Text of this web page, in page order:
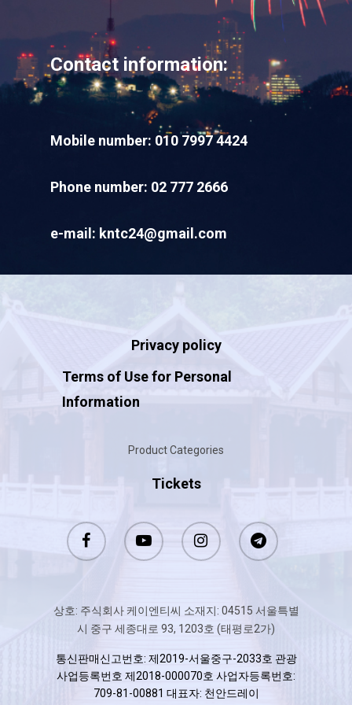
Contact information:
Mobile number: 010 7997 4424
Phone number: 02 777 2666
e-mail: kntc24@gmail.com
Privacy policy
Terms of Use for Personal
Information
Product Categories
Tickets
상호: 주식회사 케이엔티씨 소재지: 04515 서울특별
시 중구 세종대로 93, 1203호 (태평로2가)
통신판매신고번호: 제2019-서울중구-2033호 관광
사업등록번호 제2018-000070호 사업자등록번호:
709-81-00881 대표자: 천안드레이
Wellcome To
Home
English